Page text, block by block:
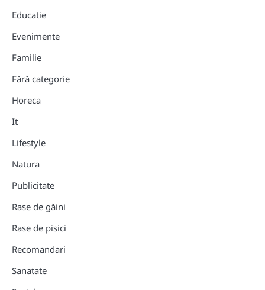
Educatie
Evenimente
Familie
Fără categorie
Horeca
It
Lifestyle
Natura
Publicitate
Rase de găini
Rase de pisici
Recomandari
Sanatate